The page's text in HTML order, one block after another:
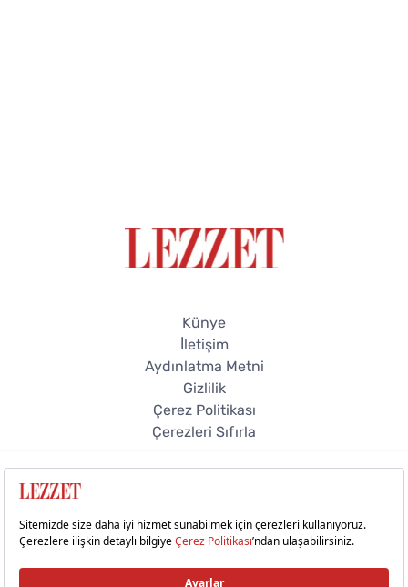
Künye
İletişim
Aydınlatma Metni
Gizlilik
Çerez Politikası
Çerezleri Sıfırla
© 2026 Lezzet Online. Tüm hakları saklıdır.